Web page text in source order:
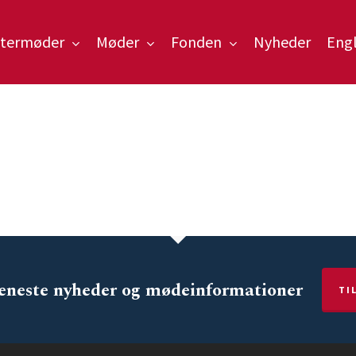
Møder Fonden Nyheder
nyheder og mødeinformationer